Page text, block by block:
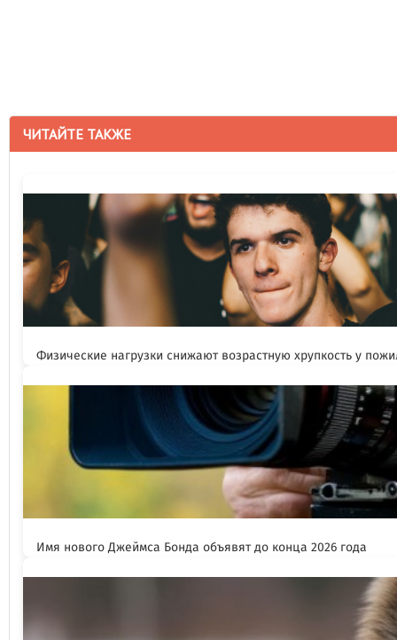
ЧИТАЙТЕ ТАКЖЕ
Физические нагрузки снижают возрастную хрупкость у
Имя нового Джеймса Бонда объявят до конца 2026 года